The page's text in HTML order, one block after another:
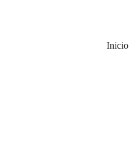
Inicio